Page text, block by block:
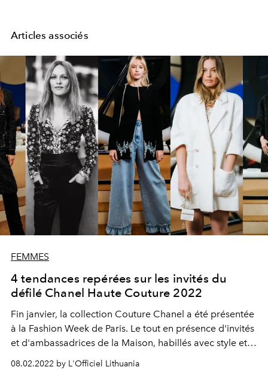
Articles associés
FEMMES
4 tendances repérées sur les invités du
défilé Chanel Haute Couture 2022
Fin janvier, la collection Couture Chanel a été présentée
à la Fashion Week de Paris. Le tout en présence d'invités
et d'ambassadrices de la Maison, habillés avec style et
08.02.2022 by L'Officiel Lithuania